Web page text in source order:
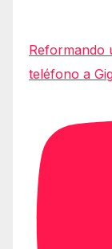
Reformando
teléfono a